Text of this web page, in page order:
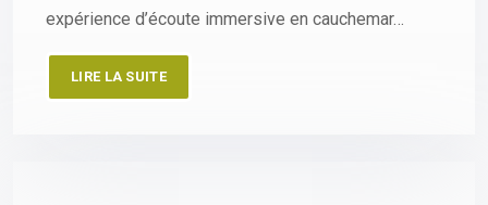
expérience d’écoute immersive en cauchemar…
LIRE LA SUITE